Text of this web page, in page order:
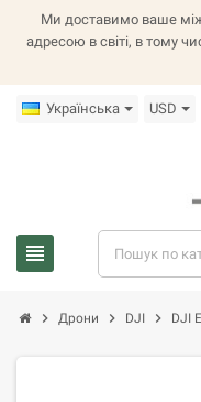
Ми доставимо ваше
адресою в світі, в тому
Українська USD
view_headline
chevron_right Дрони chevron_right DJI chevron_right DJI